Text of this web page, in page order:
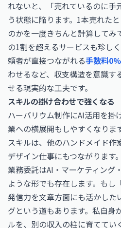
れないと、「売れているのに手
う状態に陥ります。1本売れた
のかを一度きちんと計算してみ
の1割を超えるサービスも珍し
頼者が直接つながれる手数料0%
わせるなど、収支構造を意識す
せる現実的な工夫です。
スキルの掛け合わせで強くなる
ハーバリウム制作にAI活用を掛
業への横展開もしやすくなりま
スキルは、他のハンドメイド作
デザイン仕事にもつながります
業務委託はAI・マーケティング
ような形でも存在します。もし
発信力を文章方面にも活かした
グという道もあります。私自身
ルを、別の収入の柱に育ててい